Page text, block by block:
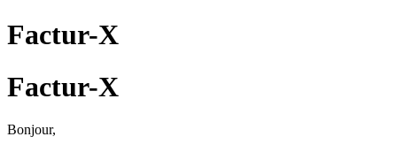
Factur-X
Factur-X
Bonjour,